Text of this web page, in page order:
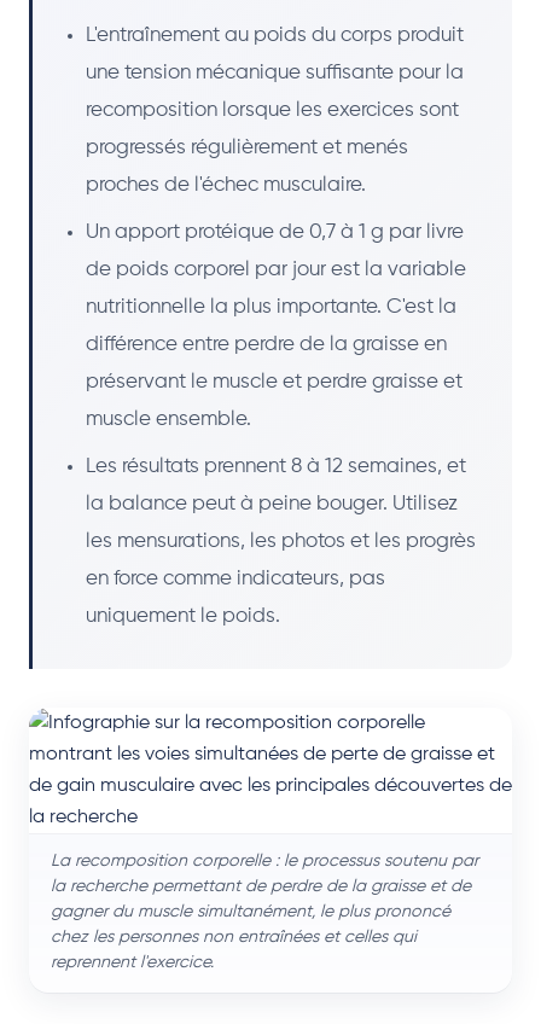
L'entraînement au poids du corps produit
une tension mécanique suffisante pour la
recomposition lorsque les exercices sont
progressés régulièrement et menés
proches de l'échec musculaire.
Un apport protéique de 0,7 à 1 g par livre
de poids corporel par jour est la variable
nutritionnelle la plus importante. C'est la
différence entre perdre de la graisse en
préservant le muscle et perdre graisse et
muscle ensemble.
Les résultats prennent 8 à 12 semaines, et
la balance peut à peine bouger. Utilisez
les mensurations, les photos et les progrès
en force comme indicateurs, pas
uniquement le poids.
La recomposition corporelle : le processus soutenu par
la recherche permettant de perdre de la graisse et de
gagner du muscle simultanément, le plus prononcé
chez les personnes non entraînées et celles qui
reprennent l'exercice.